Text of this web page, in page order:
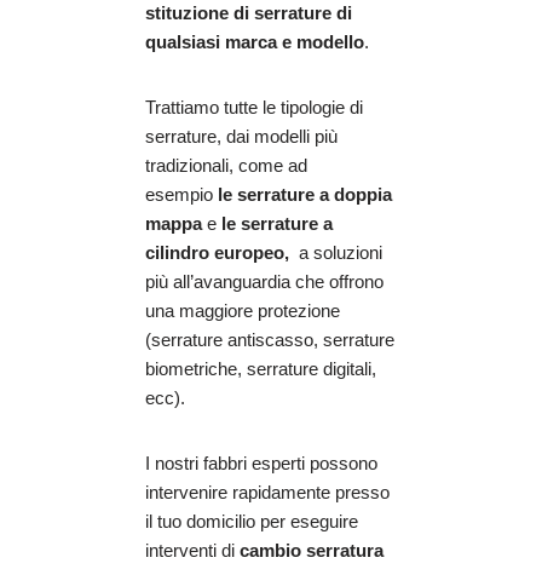
stituzione di serrature di
qualsiasi marca e modello.
Trattiamo tutte le tipologie di
serrature, dai modelli più
tradizionali, come ad
esempio le serrature a doppia
mappae le serrature a
cilindro europeo, a soluzioni
più all’avanguardia che offrono
una maggiore protezione
(serrature antiscasso, serrature
biometriche, serrature digitali,
ecc).
I nostri fabbri esperti possono
intervenire rapidamente presso
il tuo domicilio per eseguire
interventi di cambio serratura